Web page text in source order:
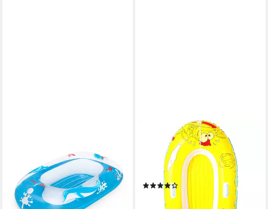
Friends™ 91 x 61 x 20 cm
ab 15,95 €
lieferbar - in 3-4 Werktagen bei dir
BESTWAY
Kinder-Schlauchboot Junior
Boat, 137 x 89 cm, 1 Stück
zufällige Variante
25,59 €
lieferbar - in 3-4 Werktagen bei dir